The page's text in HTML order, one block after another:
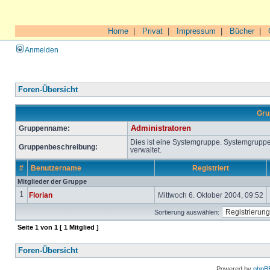
Home Privat Impressum Bücher|
Anmelden
Foren-Übersicht
Gruppenname:
Administratoren
Gruppenbeschreibung:
Dies ist eine Systemgruppe.
verwaltet.
# Benutzername Registriert
Mitglieder der Gruppe
1 Florian Mittwoch 6. Oktober 2004, 09:52
Sortierung auswählen:
Seite 1 von 1 [ 1 Mitglied ]
Foren-Übersicht